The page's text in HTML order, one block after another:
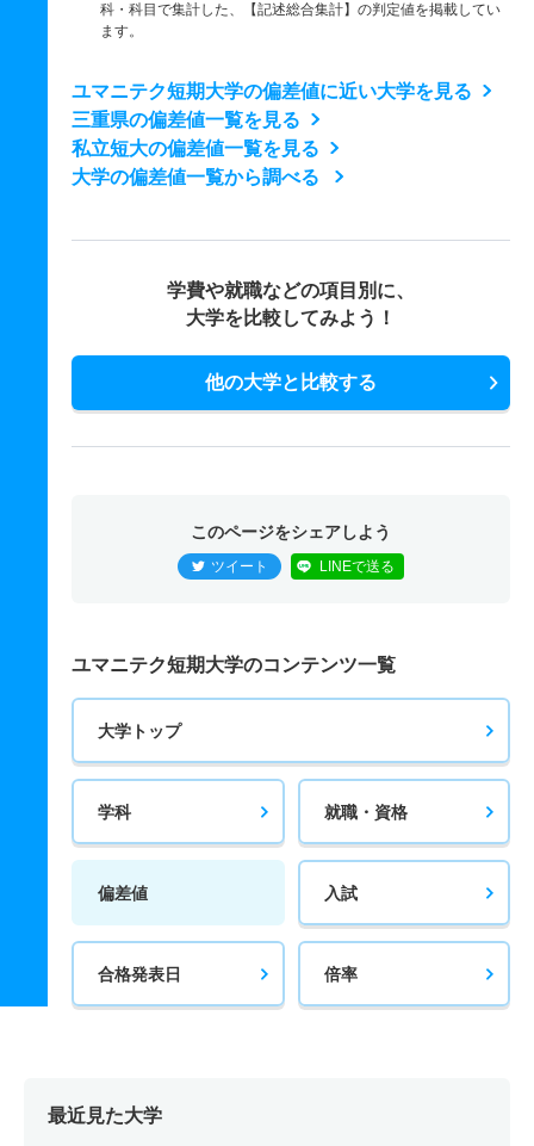
科・科目で集計した、【記述総合集計】の判定値を掲載してい
ます。
ユマニテク短期大学の偏差値に近い大学を見る
三重県の偏差値一覧を見る
私立短大の偏差値一覧を見る
大学の偏差値一覧から調べる
学費や就職などの項目別に、
大学を比較してみよう！
他の大学と比較する
このページをシェアしよう
ツイート LINEで送る
ユマニテク短期大学のコンテンツ一覧
大学トップ
学科 就職・資格
偏差値 入試
合格発表日 倍率
最近見た大学